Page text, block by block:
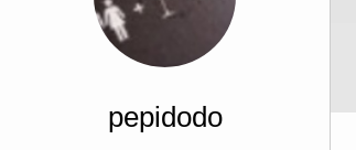
pepidodo